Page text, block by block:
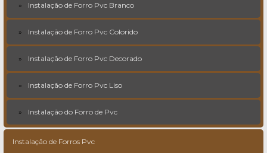
Instalação de Forro Pvc Branco
Instalação de Forro Pvc Colorido
Instalação de Forro Pvc Decorado
Instalação de Forro Pvc Liso
Instalação do Forro de Pvc
Instalação de Forros Pvc